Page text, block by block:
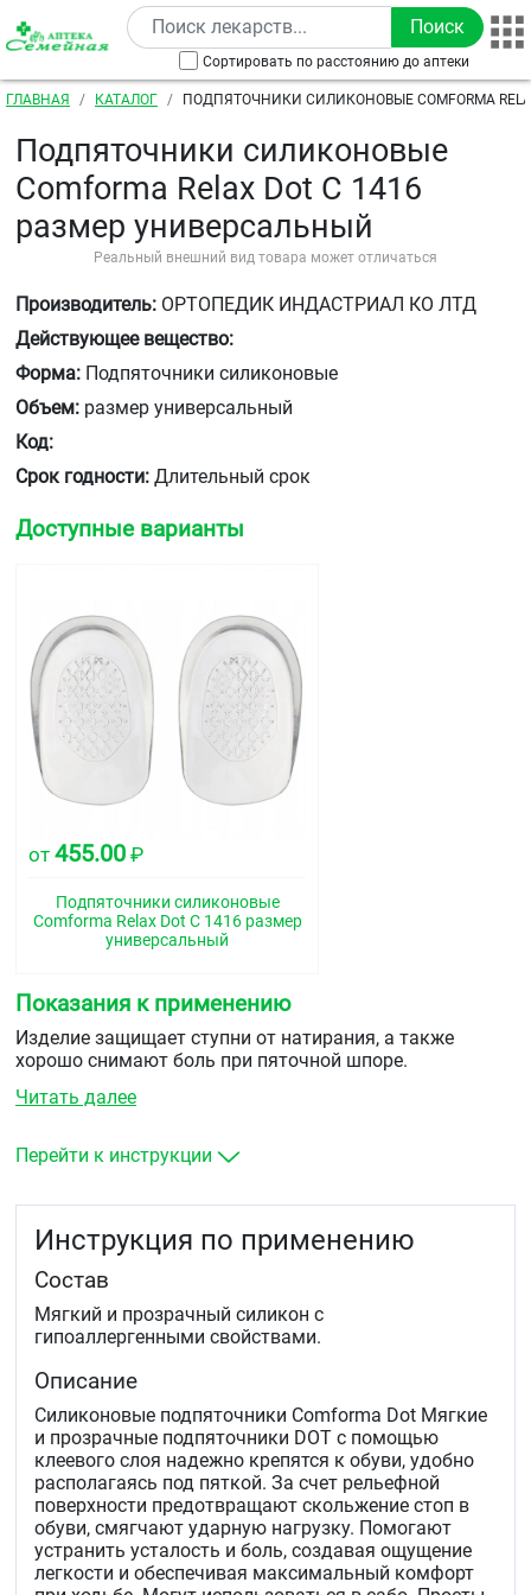
Перейти к основному содержанию
Сортировать по расстоянию до аптеки
Строка навигации
ГЛАВНАЯ КАТАЛОГ
ПОДПЯТОЧНИКИ СИЛИКОНОВЫЕ COMFORMA
Подпяточники силиконовые
Comforma Relax Dot С 1416
размер универсальный
Реальный внешний вид товара может отличаться
Производитель: ОРТОПЕДИК ИНДАСТРИАЛ КО ЛТД
Действующее вещество:
Форма: Подпяточники силиконовые
Объем: размер универсальный
Код:
Срок годности: Длительный срок
Доступные варианты
от 455.00 ₽
Подпяточники силиконовые
Comforma Relax Dot С 1416 размер
универсальный
Показания к применению
Изделие защищает ступни от натирания, а также
хорошо снимают боль при пяточной шпоре.
Читать далее
Перейти к инструкции
Инструкция по применению
Состав
Мягкий и прозрачный силикон с
гипоаллергенными свойствами.
Описание
Силиконовые подпяточники Comforma Dot Мягкие
и прозрачные подпяточники DOT с помощью
клеевого слоя надежно крепятся к обуви, удобно
располагаясь под пяткой. За счет рельефной
поверхности предотвращают скольжение стоп в
обуви, смягчают ударную нагрузку. Помогают
устранить усталость и боль, создавая ощущение
легкости и обеспечивая максимальный комфорт